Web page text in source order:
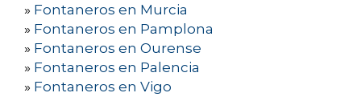
» Fontaneros en Murcia
» Fontaneros en Pamplona
» Fontaneros en Ourense
» Fontaneros en Palencia
» Fontaneros en Vigo